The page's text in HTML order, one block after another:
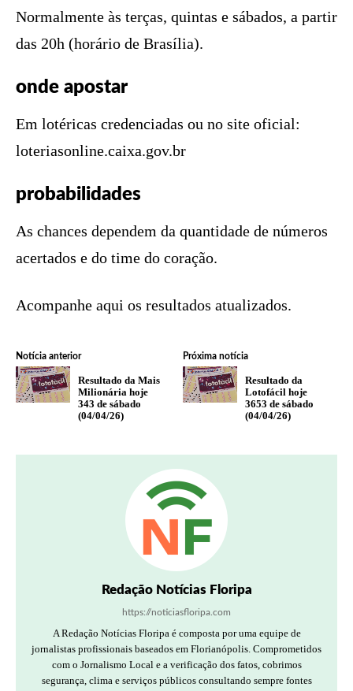
Normalmente às terças, quintas e sábados, a partir
das 20h (horário de Brasília).
onde apostar
Em lotéricas credenciadas ou no site oficial:
loteriasonline.caixa.gov.br
probabilidades
As chances dependem da quantidade de números
acertados e do time do coração.
Acompanhe aqui os resultados atualizados.
Notícia anterior
Resultado da Mais
Milionária hoje
343 de sábado
(04/04/26)
Próxima notícia
Resultado da
Lotofácil hoje
3653 de sábado
(04/04/26)
Redação Notícias Floripa
https://noticiasfloripa.com
A Redação Notícias Floripa é composta por uma equipe de
jornalistas profissionais baseados em Florianópolis. Comprometidos
com o Jornalismo Local e a verificação dos fatos, cobrimos
segurança, clima e serviços públicos consultando sempre fontes